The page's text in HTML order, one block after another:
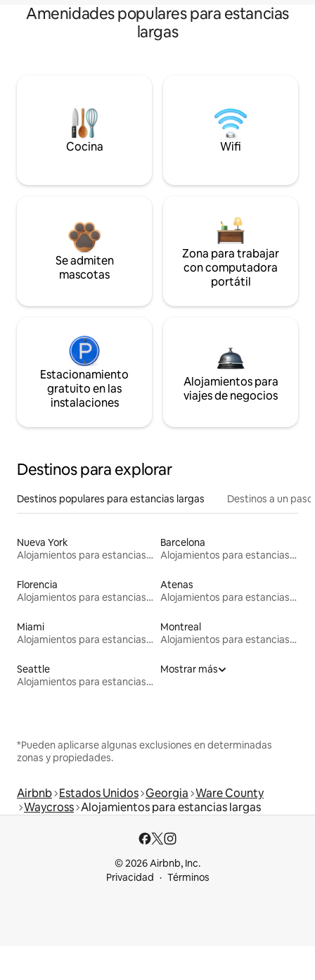
Amenidades populares para estancias
largas
Cocina Wifi
Se admiten
mascotas
Zona para trabajar
con computadora
portátil
Estacionamiento
gratuito en las
instalaciones
Alojamientos para
viajes de negocios
Destinos para explorar
Destinos populares para estancias largas Destinos a un
Nueva York
Alojamientos para estancias largas
Barcelona
Alojamientos para estancias largas
Florencia
Alojamientos para estancias largas
Atenas
Alojamientos para estancias largas
Miami
Alojamientos para estancias largas
Montreal
Alojamientos para estancias largas
Seattle
Alojamientos para estancias largas
Mostrar más
*Pueden aplicarse algunas exclusiones en determinadas
zonas y propiedades.
Airbnb Estados Unidos Georgia Ware County
Waycross Alojamientos para estancias largas
© 2026 Airbnb, Inc.
Privacidad
Términos